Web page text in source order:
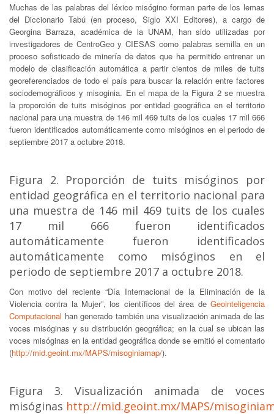
Muchas de las palabras del léxico misógino forman parte de los lemas
del Diccionario Tabú (en proceso, Siglo XXI Editores), a cargo de
Georgina Barraza, académica de la UNAM, han sido utilizadas por
investigadores de CentroGeo y CIESAS como palabras semilla en un
proceso sofisticado de minería de datos que ha permitido entrenar un
modelo de clasificación automática a partir cientos de miles de tuits
georeferenciados de todo el país para buscar la relación entre factores
sociodemográficos y misoginia. En el mapa de la Figura 2 se muestra
la proporción de tuits misóginos por entidad geográfica en el territorio
nacional para una muestra de 146 mil 469 tuits de los cuales 17 mil 666
fueron identificados automáticamente como misóginos en el periodo de
septiembre 2017 a octubre 2018.
Figura 2. Proporción de tuits misóginos por
entidad geográfica en el territorio nacional para
una muestra de 146 mil 469 tuits de los cuales
17 mil 666 fueron identificados
automáticamente fueron identificados
automáticamente como misóginos en el
periodo de septiembre 2017 a octubre 2018.
Con motivo del reciente “Día Internacional de la Eliminación de la
Violencia contra la Mujer”, los científicos del área de Geointeligencia
Computacional han generado también una visualización animada de las
voces misóginas y su distribución geográfica; en la cual se ubican las
voces misóginas en la entidad geográfica donde se emitió el comentario
(http://mid.geoint.mx/MAPS/misoginiamap/).
Figura 3. Visualización animada de voces
misóginas http://mid.geoint.mx/MAPS/